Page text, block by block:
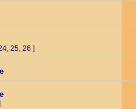
, 25, 26 ]